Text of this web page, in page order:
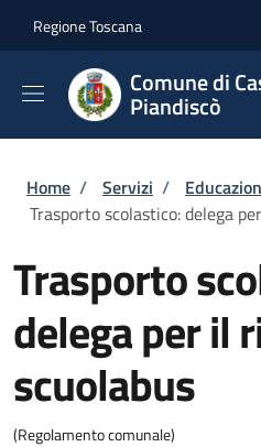
Regione Toscana
Comune di
Piandiscò
Briciole di pane
Home / Servizi /
Trasporto scolastico: delega
Trasporto
delega per il
scuolabus
(Regolamento comunale)